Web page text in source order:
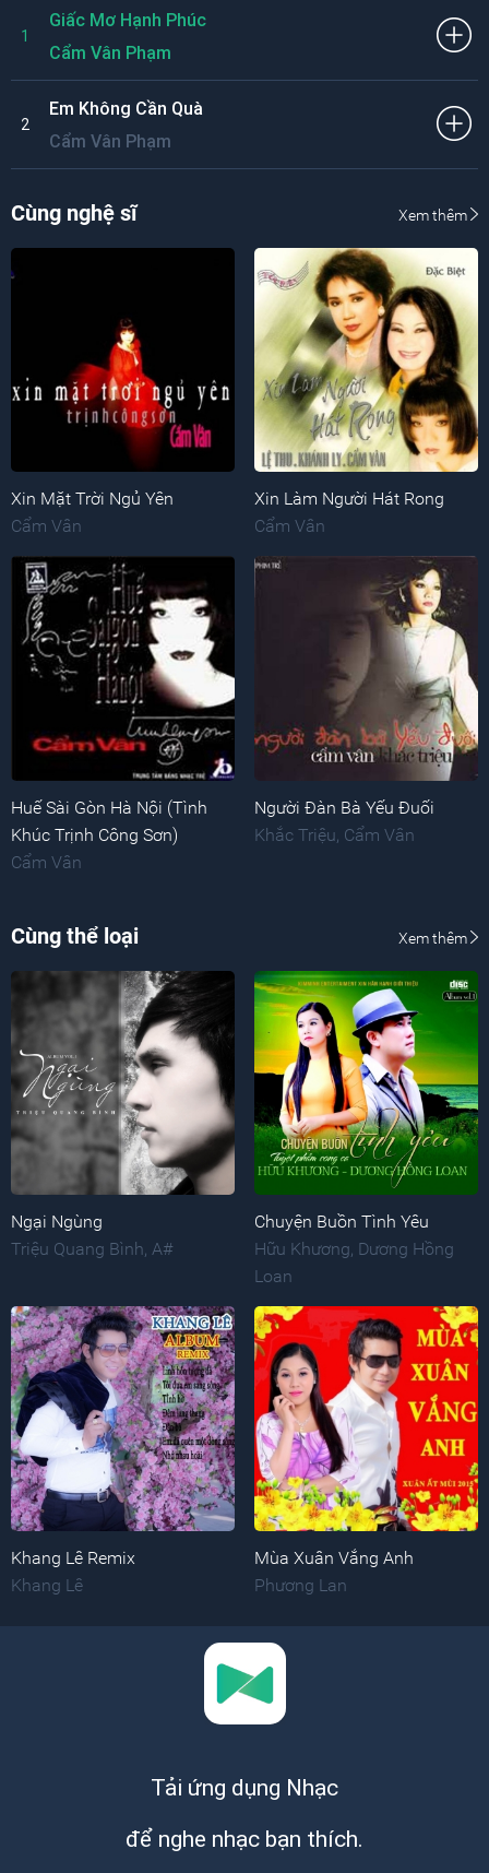
1
Giấc Mơ Hạnh Phúc
Cẩm Vân Phạm
2
Em Không Cần Quà
Cẩm Vân Phạm
Cùng nghệ sĩ Xem thêm
Xin Mặt Trời Ngủ Yên
Cẩm Vân
Xin Làm Người Hát Rong
Cẩm Vân
Huế Sài Gòn Hà Nội (Tình
Khúc Trịnh Công Sơn)
Cẩm Vân
Người Đàn Bà Yếu Đuối
Khắc Triệu, Cẩm Vân
Cùng thể loại Xem thêm
Ngại Ngùng
Triệu Quang Bình, A#
Chuyện Buồn Tình Yêu
Hữu Khương, Dương Hồng
Loan
Khang Lê Remix
Khang Lê
Mùa Xuân Vắng Anh
Phương Lan
Tải ứng dụng Nhạc
để nghe nhạc bạn thích.